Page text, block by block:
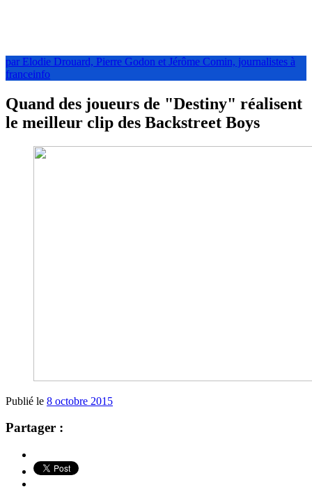
par Elodie Drouard, Pierre Godon et Jérôme Comin, journalistes à
franceinfo
Quand des joueurs de "Destiny" réalisent
le meilleur clip des Backstreet Boys
Publié le 8 octobre 2015
Partager :